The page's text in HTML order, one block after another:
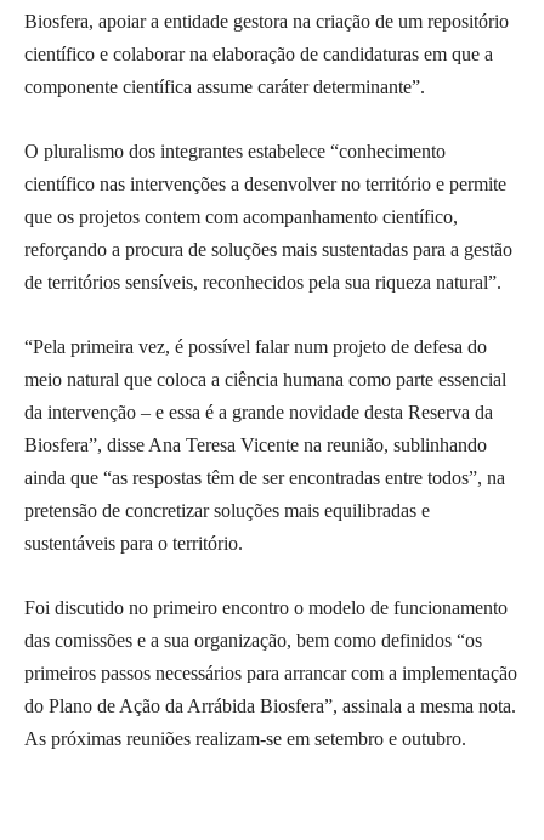
Biosfera, apoiar a entidade gestora na criação de um repositório
científico e colaborar na elaboração de candidaturas em que a
componente científica assume caráter determinante”.
O pluralismo dos integrantes estabelece “conhecimento
científico nas intervenções a desenvolver no território e permite
que os projetos contem com acompanhamento científico,
reforçando a procura de soluções mais sustentadas para a gestão
de territórios sensíveis, reconhecidos pela sua riqueza natural”.
“Pela primeira vez, é possível falar num projeto de defesa do
meio natural que coloca a ciência humana como parte essencial
da intervenção – e essa é a grande novidade desta Reserva da
Biosfera”, disse Ana Teresa Vicente na reunião, sublinhando
ainda que “as respostas têm de ser encontradas entre todos”, na
pretensão de concretizar soluções mais equilibradas e
sustentáveis para o território.
Foi discutido no primeiro encontro o modelo de funcionamento
das comissões e a sua organização, bem como definidos “os
primeiros passos necessários para arrancar com a implementação
do Plano de Ação da Arrábida Biosfera”, assinala a mesma nota.
As próximas reuniões realizam-se em setembro e outubro.